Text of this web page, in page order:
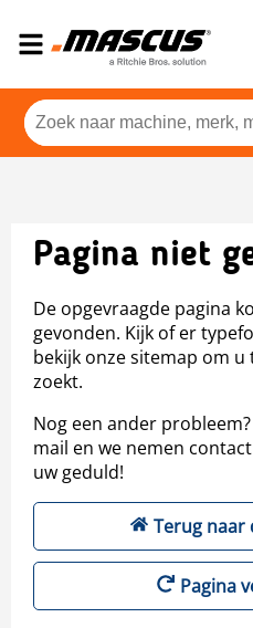
Pagina niet
De opgevraagde pagina
gevonden. Kijk of er
bekijk onze sitemap om
zoekt.
Nog een ander
mail en we nemen
uw geduld!
Terug naar
Pagina